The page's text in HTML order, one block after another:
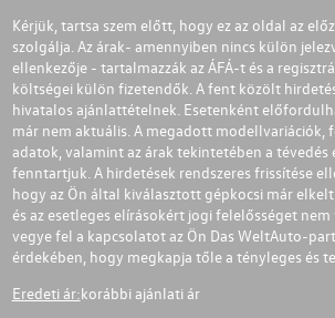
Kérjük, tartsa szem előtt, hogy ez az oldal az
szolgálja. Az árak- amennyiben nincs külön
ellenkezője - tartalmazzák az ÁFÁ-t és a
költségei külön fizetendők. A fent közölt
hivatalos ajánlattételnek. Esetenként
már nem aktuális. A megadott modellvariációk,
adatok, valamint az árak tekintetében a tévedés
fenntartjuk. A hirdetések rendszeres frissítése
hogy az Ön által kiválasztott gépkocsi már
és az esetleges elírásokért jogi felelősséget
vegye fel a kapcsolatot az Ön Das WeltAuto-
érdekében, hogy megkapja tőle a tényleges és
Eredeti ár:korábbi ajánlati ár